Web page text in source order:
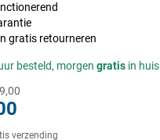
gratis retourneren
besteld, morgen gratisin huis
verzending